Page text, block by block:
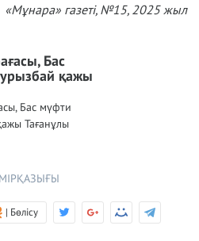
«Мұнара» газеті, №15, 2025 жыл
Бас
қажы
Бас мүфти
Тағанұлы
| Бөлісу